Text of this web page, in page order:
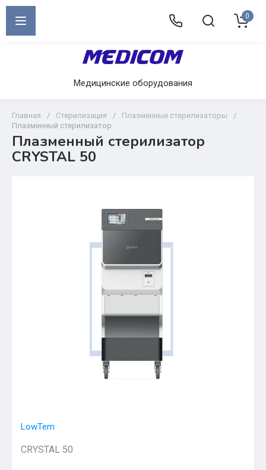
Медицинские оборудования
0
Главная / Стерилизация / Плазменные стерилизаторы
/
Плазменный стерилизатор
Плазменный стерилизатор
CRYSTAL 50
LowTem
CRYSTAL 50